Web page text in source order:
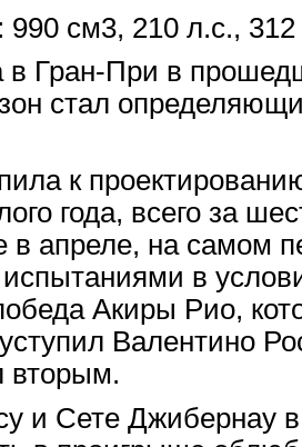
см3, 210 л.с., 312
Гран-При в
стал
к
года, всего за
в апреле, на самом
в
Акиры Рио,
Валентино
вторым.
и Сете Джибернау